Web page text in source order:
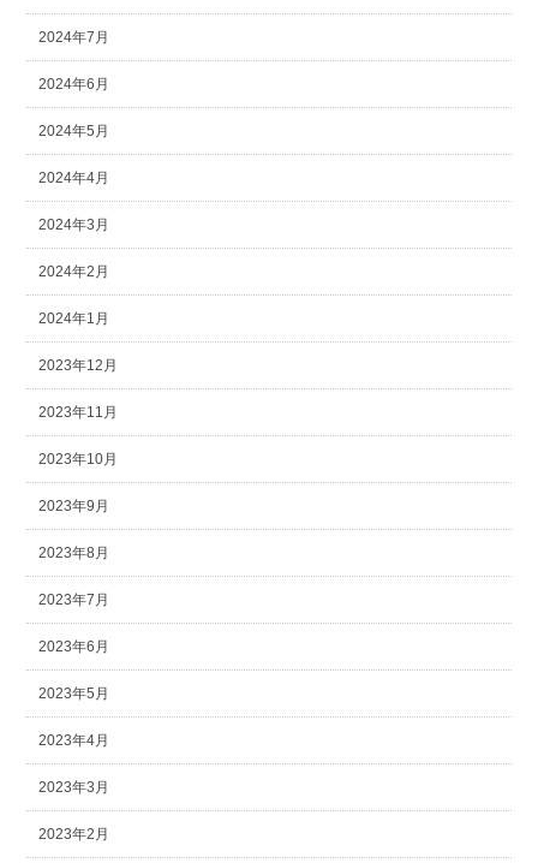
2024年7月
2024年6月
2024年5月
2024年4月
2024年3月
2024年2月
2024年1月
2023年12月
2023年11月
2023年10月
2023年9月
2023年8月
2023年7月
2023年6月
2023年5月
2023年4月
2023年3月
2023年2月